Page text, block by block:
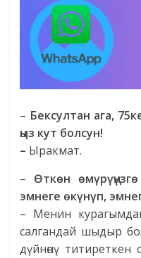
– Бексултан ага,
ңыз кут болсун!
– Ыракмат.
– Өткөн
эмнеге өкүнүп,
– Менин
салгандай шыдыр
дүйнөнү